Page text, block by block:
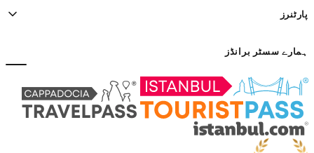
پارٹنرز
ہمارے سسٹر برانڈز